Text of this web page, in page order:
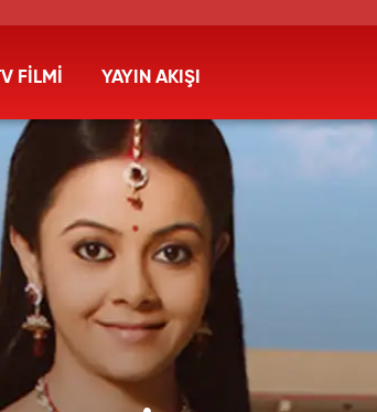
FİLMİ YAYIN AKIŞI